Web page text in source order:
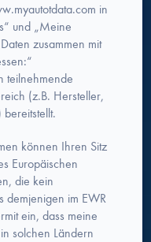
in
und „Meine
zusammen mit
teilnehmende
(z.B. Hersteller,
können Ihren Sitz
Europäischen
die kein
demjenigen im EWR
ein, dass meine
solchen Ländern